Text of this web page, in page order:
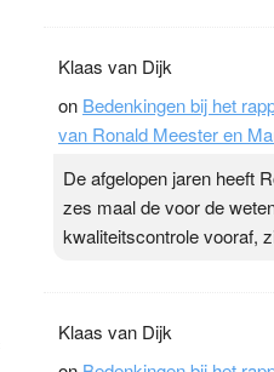
Klaas van Dijk
on Bedenkingen bij het
van Ronald Meester en
De afgelopen jaren heeft
zes maal de voor de
kwaliteitscontrole vooraf,
Klaas van Dijk